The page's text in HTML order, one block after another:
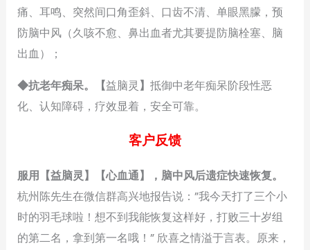
痛、耳鸣、突然间口角歪斜、口齿不清、单眼黑朦，预
防脑中风（久咳不愈、鼻出血者尤其要提防脑栓塞、脑
出血）；
◆抗老年痴呆。 【益脑灵 】抵御中老年痴呆阶段性恶
化、认知障碍，疗效显着，安全可靠。
客户反馈
服用【益脑灵】【心血通】，脑中风后遗症快速恢复。
杭州陈先生在微信群高兴地报告说：”我今天打了三个小
时的羽毛球啦！想不到我能恢复这样好，打败三十岁组
的第二名，拿到第一名哦！” 欣喜之情溢于言表。原来，